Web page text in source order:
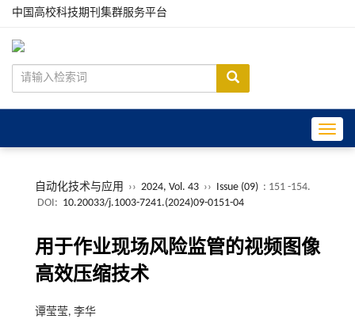
中国高校科技期刊集群服务平台
自动化技术与应用 ›› 2024, Vol. 43 ›› Issue (09) : 151 -154.
DOI: 10.20033/j.1003-7241.(2024)09-0151-04
用于作业现场风险监管的视频图像
高效压缩技术
谭莹莹, 李华